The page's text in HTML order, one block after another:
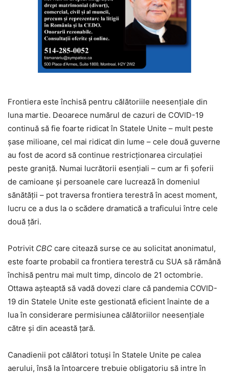
Frontiera este închisă pentru călătoriile neesențiale din
luna martie. Deoarece numărul de cazuri de COVID-19
continuă să fie foarte ridicat în Statele Unite – mult peste
șase milioane, cel mai ridicat din lume – cele două guverne
au fost de acord să continue restricționarea circulației
peste graniță. Numai lucrătorii esențiali – cum ar fi șoferii
de camioane și persoanele care lucrează în domeniul
sănătății – pot traversa frontiera terestră în acest moment,
lucru ce a dus la o scădere dramatică a traficului între cele
două țări.
Potrivit CBC care citează surse ce au solicitat anonimatul,
este foarte probabil ca frontiera terestră cu SUA să rămână
închisă pentru mai mult timp, dincolo de 21 octombrie.
Ottawa așteaptă să vadă dovezi clare că pandemia COVID-
19 din Statele Unite este gestionată eficient înainte de a
lua în considerare permisiunea călătoriilor neesențiale
către și din această țară.
Canadienii pot călători totuși în Statele Unite pe calea
aerului, însă la întoarcere trebuie obligatoriu să intre în